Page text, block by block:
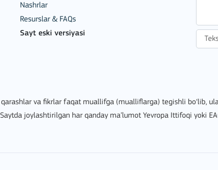
of Individuals
Nashrlar
Resurslar & FAQs
Sayt eski versiyasi
va fikrlar faqat muallifga (mualliflarga) tegishli bo‘lib,
joylashtirilgan har qanday ma’lumot Yevropa Ittifoqi yoki